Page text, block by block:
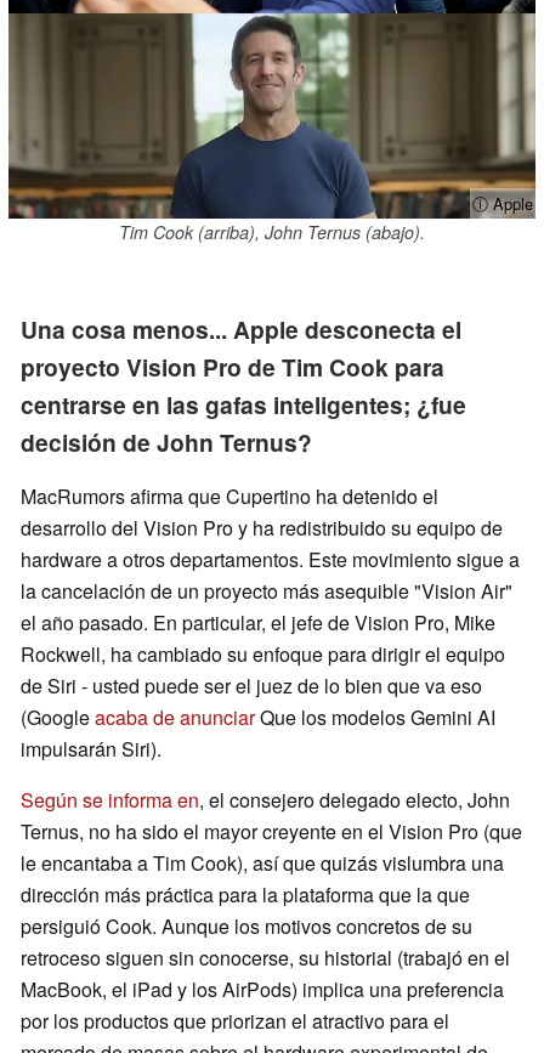
ⓘ Apple
Tim Cook (arriba), John Ternus (abajo).
Una cosa menos... Apple desconecta el
proyecto Vision Pro de Tim Cook para
centrarse en las gafas inteligentes; ¿fue
decisión de John Ternus?
MacRumors afirma que Cupertino ha detenido el
desarrollo del Vision Pro y ha redistribuido su equipo de
hardware a otros departamentos. Este movimiento sigue a
la cancelación de un proyecto más asequible "Vision Air"
el año pasado. En particular, el jefe de Vision Pro, Mike
Rockwell, ha cambiado su enfoque para dirigir el equipo
de Siri - usted puede ser el juez de lo bien que va eso
(Googleacaba de anunciarQue los modelos Gemini AI
impulsarán Siri).
Según se informa en, el consejero delegado electo, John
Ternus, no ha sido el mayor creyente en el Vision Pro (que
le encantaba a Tim Cook), así que quizás vislumbra una
dirección más práctica para la plataforma que la que
persiguió Cook. Aunque los motivos concretos de su
retroceso siguen sin conocerse, su historial (trabajó en el
MacBook, el iPad y los AirPods) implica una preferencia
por los productos que priorizan el atractivo para el